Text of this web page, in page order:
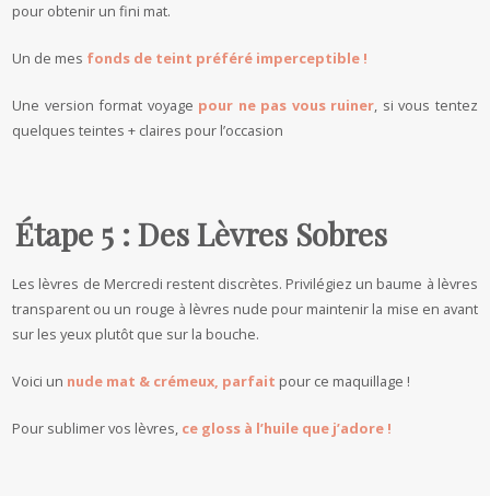
pour obtenir un fini mat.
Un de mes fonds de teint préféré imperceptible !
Une version format voyage pour ne pas vous ruiner, si vous tentez
quelques teintes + claires pour l’occasion
Étape 5 : Des Lèvres Sobres
Les lèvres de Mercredi restent discrètes. Privilégiez un baume à lèvres
transparent ou un rouge à lèvres nude pour maintenir la mise en avant
sur les yeux plutôt que sur la bouche.
Voici un nude mat & crémeux, parfait pour ce maquillage !
Pour sublimer vos lèvres, ce gloss à l’huile que j’adore !